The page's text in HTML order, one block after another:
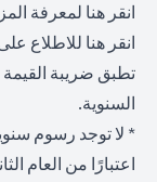
انقر هنا لمعرفة
انقر هنا للاطلاع
السنوية.
* لا توجد رسوم
اعتبارًا من العام